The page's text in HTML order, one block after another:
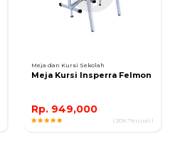
Meja dan Kursi Sekolah
Meja Kursi Insperra Felmon
Rp. 949,000
( 20K Terjual )